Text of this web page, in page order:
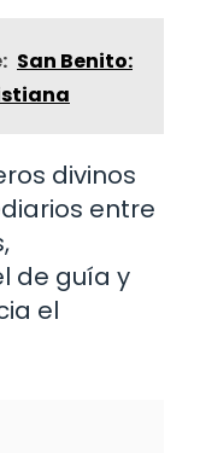
San Benito:
divinos
entre
de guía y
el